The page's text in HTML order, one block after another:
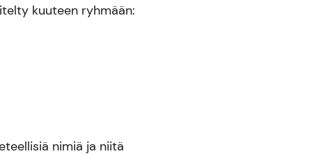
kuuteen ryhmään:
nimiä ja niitä